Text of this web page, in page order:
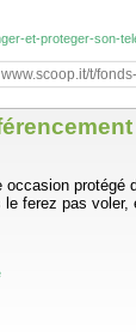
et-proteger-son-
www.scoop.it/t/
ferez pas